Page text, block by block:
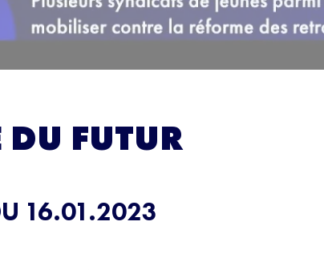
DU FUTUR
16.01.2023